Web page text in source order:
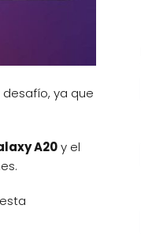
ya que
A20y el